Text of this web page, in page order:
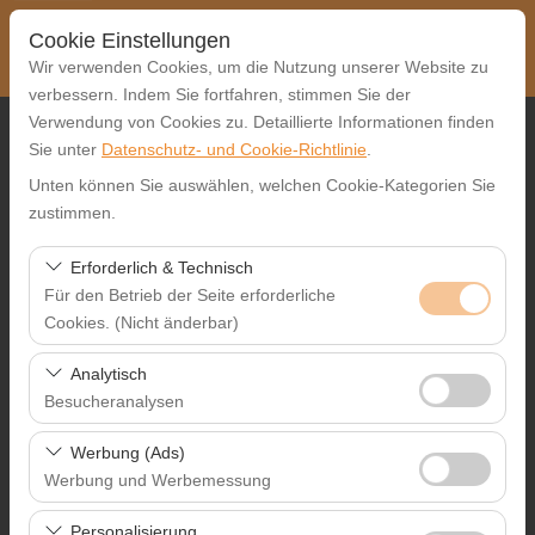
Cookie Einstellungen
Wir verwenden Cookies, um die Nutzung unserer Website zu
verbessern. Indem Sie fortfahren, stimmen Sie der
Verwendung von Cookies zu. Detaillierte Informationen finden
Sie unter Datenschutz- und Cookie-Richtlinie
Unten können Sie auswählen, welchen Cookie-Kategorien Sie
zustimmen.
Erforderlich & Technisch
Für den Betrieb der Seite erforderliche
Cookies. (Nicht änderbar)
Diese Cookies sind für das ordnungsgemäße
Funktionieren der Website, die Sicherheit, die
Sitzungsverwaltung und grundlegende Funktionen
erforderlich. Sie können nicht deaktiviert werden.
Analytisch
Besucheranalysen
Diese Cookies ermöglichen es uns, zu analysieren, wie
unsere Website genutzt wird (Besucherzahl,
meistbesuchte Seiten, Nutzerverhalten). Diese Daten
werden verwendet, um die Leistung der Website zu
Werbung (Ads)
Werbung und Werbemessung
Diese Cookies ermöglichen es uns, Ihnen auf Ihre
Auswählen
Eine andere Rückgabestation auswählen
Abholdatum & Zeit
09:00
Rückgabedatum & Zeit